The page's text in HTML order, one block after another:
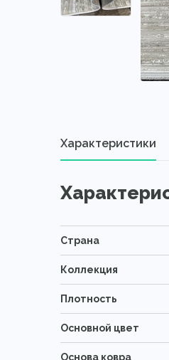
Характеристики
Страна
Коллекция
Плотность
Основной цвет
Основа ковра